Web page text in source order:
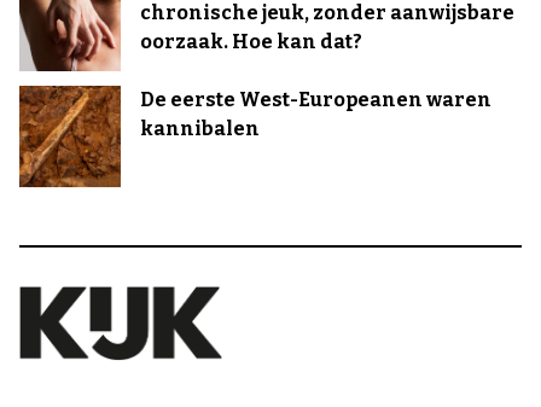
chronische jeuk, zonder aanwijsbare
oorzaak. Hoe kan dat?
De eerste West-Europeanen waren
kannibalen